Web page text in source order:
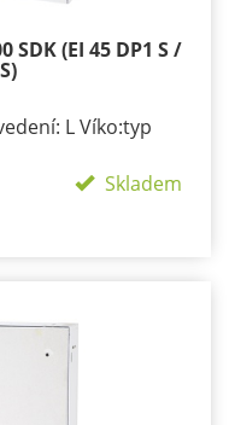
(EI 45 DP1 S /
L Víko:typ
výko s SDK výplní
Skladem